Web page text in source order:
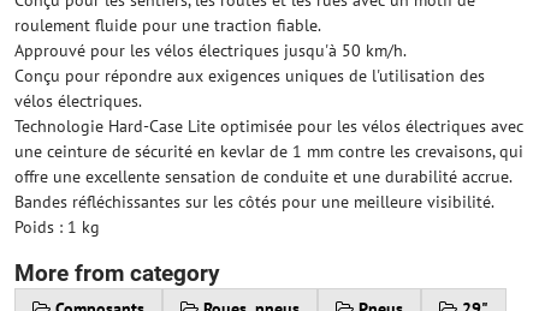
roulement fluide pour une traction fiable.
Approuvé pour les vélos électriques jusqu'à 50 km/h.
Conçu pour répondre aux exigences uniques de l'utilisation des
vélos électriques.
Technologie Hard-Case Lite optimisée pour les vélos électriques avec
une ceinture de sécurité en kevlar de 1 mm contre les crevaisons, qui
offre une excellente sensation de conduite et une durabilité accrue.
Bandes réfléchissantes sur les côtés pour une meilleure visibilité.
Poids : 1 kg
More from category